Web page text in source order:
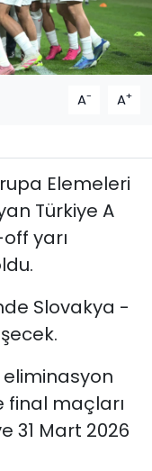
A- A+
Elemeleri
Türkiye A
yarı
Slovakya -
final maçları
31 Mart 2026